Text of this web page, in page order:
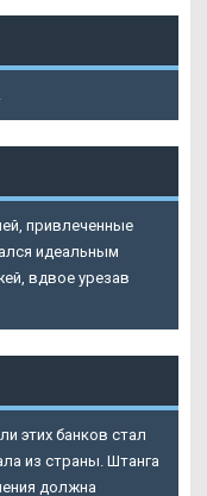
привлеченные
идеальным
вдвое урезав
этих банков стал
из страны. Штанга
должна